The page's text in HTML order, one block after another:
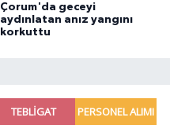
Çorum'da geceyi
aydınlatan anız yangını
korkuttu